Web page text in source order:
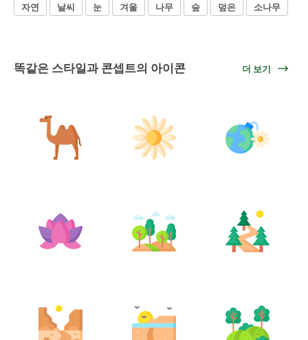
자연 날씨 눈 겨울 나무 숲 덮은 소나무
똑같은 스타일과 콘셉트의 아이콘 더 보기